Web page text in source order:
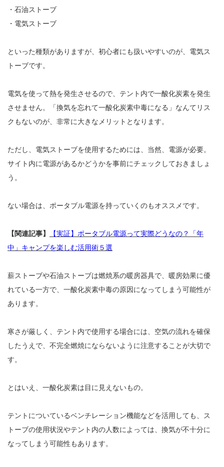
・石油ストーブ
・電気ストーブ
といった種類がありますが、初心者にも扱いやすいのが、電気ス
トーブです。
電気を使って熱を発生させるので、テント内で一酸化炭素を発生
させません。「換気を忘れて一酸化炭素中毒になる」なんてリス
クもないのが、非常に大きなメリットとなります。
ただし、電気ストーブを使用するためには、当然、電源が必要。
サイト内に電源があるかどうかを事前にチェックしておきましょ
う。
ない場合は、ポータブル電源を持っていくのもオススメです。
【関連記事】
【実証】ポータブル電源って実際どうなの？「年
中」キャンプを楽しむ活用術５選
薪ストーブや石油ストーブは燃焼系の暖房器具で、暖房効果に優
れている一方で、一酸化炭素中毒の原因になってしまう可能性が
あります。
寒さが厳しく、テント内で使用する場合には、空気の流れを確保
したうえで、不完全燃焼にならないように注意することが大切で
す。
とはいえ、一酸化炭素は目に見えないもの。
テントについているベンチレーション機能などを活用しても、ス
トーブの使用状況やテント内の人数によっては、換気が不十分に
なってしまう可能性もあります。